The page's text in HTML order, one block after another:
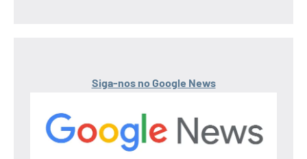
Siga-nos no Google News